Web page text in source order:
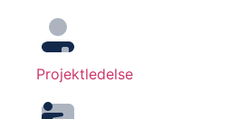
Projektledelse